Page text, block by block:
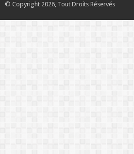
© Copyright 2026, Tout Droits Réservés